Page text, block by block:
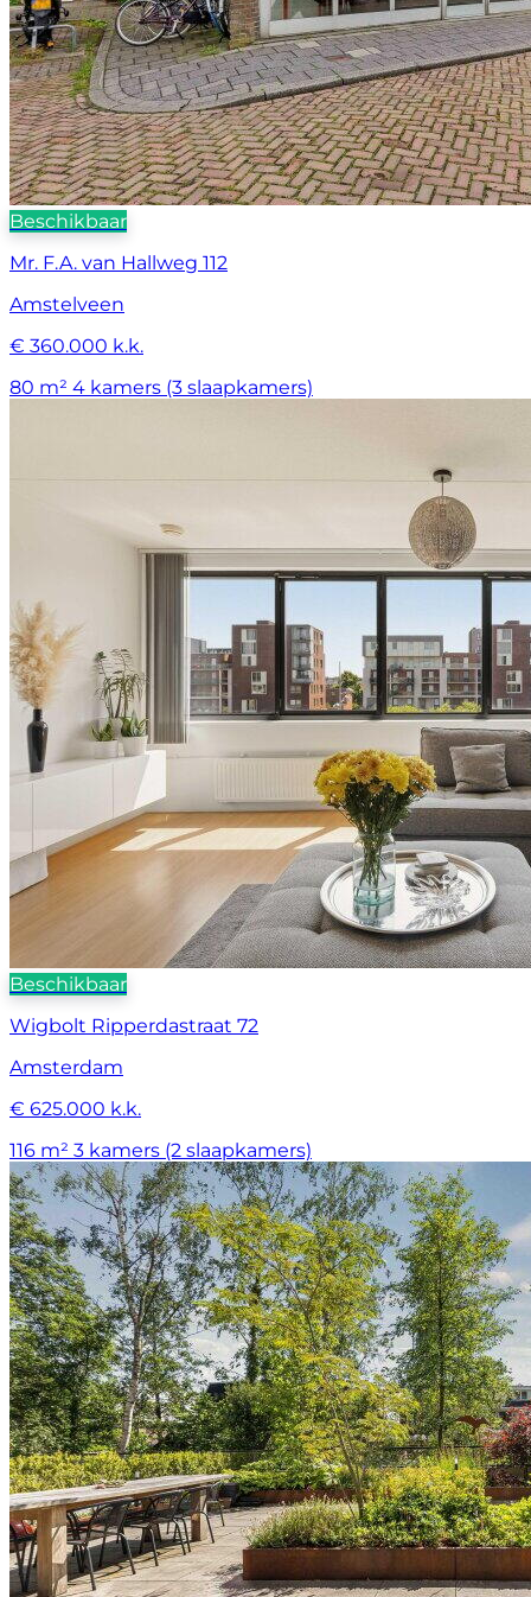
Beschikbaar
Mr. F.A. van Hallweg 112
Amstelveen
€ 360.000 k.k.
80 m² 4 kamers (3 slaapkamers)
Beschikbaar
Wigbolt Ripperdastraat 72
Amsterdam
€ 625.000 k.k.
116 m² 3 kamers (2 slaapkamers)